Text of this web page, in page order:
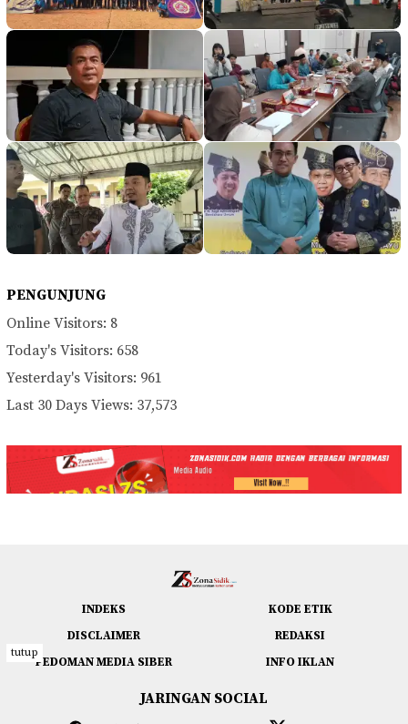
PENGUNJUNG
Online Visitors: 8
Today's Visitors: 658
Yesterday's Visitors: 961
Last 30 Days Views: 37,573
INDEKS
KODE ETIK
DISCLAIMER
REDAKSI
PEDOMAN MEDIA SIBER
INFO IKLAN
JARINGAN SOCIAL
tutup